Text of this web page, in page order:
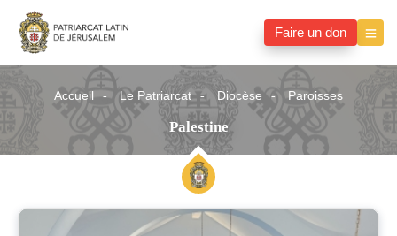
Faire un don
Accueil Le Patriarcat Diocèse Paroisses
Palestine
Palestine